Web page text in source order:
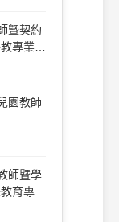
曁契約
專業知
園教師
師暨學
育專業